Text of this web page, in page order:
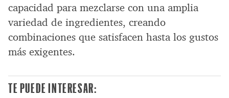
capacidad para mezclarse con una amplia
variedad de ingredientes, creando
combinaciones que satisfacen hasta los gustos
más exigentes.
TE PUEDE INTERESAR: